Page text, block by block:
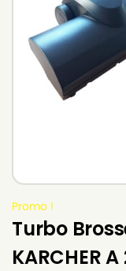
Promo !
Turbo
KARCHER